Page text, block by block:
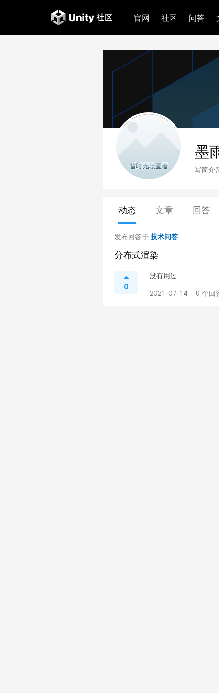
官网 社区 问答
墨
写简介
动态 文章 回答
发布回答于 技术问答
分布式渲染
0
没有用过
2021-07-14 0 个回